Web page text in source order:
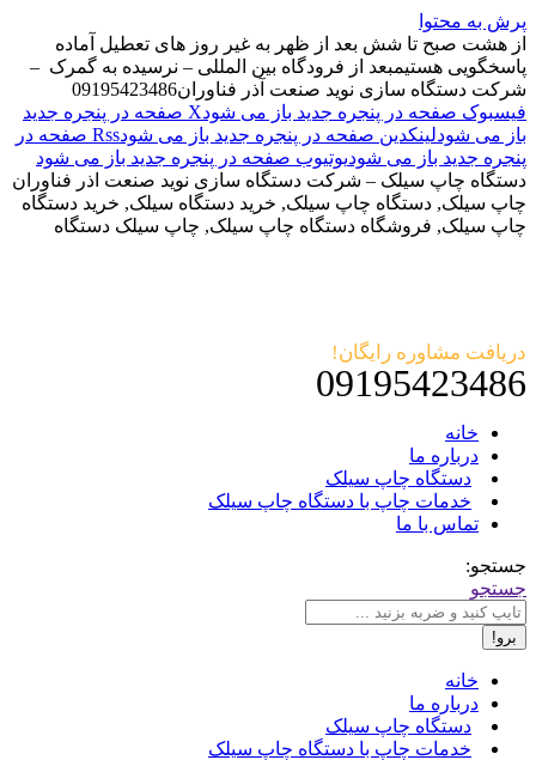
پرش به محتوا
از هشت صبح تا شش بعد از ظهر به غیر روز های تعطیل آماده
پاسخگویی هستیمبعد از فرودگاه بین المللی – نرسیده به گمرک –
شرکت دستگاه سازی نوید صنعت آذر فناوران09195423486
فیسبوک صفحه در پنجره جدید باز می شود
X صفحه در پنجره جدید
باز می شودلینکدین صفحه در پنجره جدید باز می شود
Rss صفحه در
پنجره جدید باز می شودیوتیوب صفحه در پنجره جدید باز می شود
دستگاه چاپ سیلک – شرکت دستگاه سازی نوید صنعت اذر فناوران
چاپ سیلک, دستگاه چاپ سیلک, خرید دستگاه سیلک, خرید دستگاه
چاپ سیلک, فروشگاه دستگاه چاپ سیلک, چاپ سیلک دستگاه
دریافت مشاوره رایگان!
09195423486
خانه
درباره ما
دستگاه چاپ سیلک
خدمات چاپ با دستگاه چاپ سیلک
تماس با ما
جستجو:
جستجو
خانه
درباره ما
دستگاه چاپ سیلک
خدمات چاپ با دستگاه چاپ سیلک